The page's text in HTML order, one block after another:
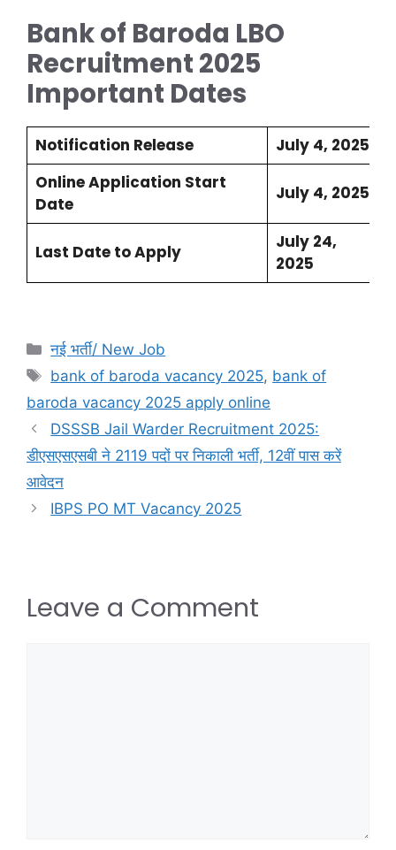
Bank of Baroda LBO
Recruitment 2025
Important Dates
Notification Release
July 4, 2025
Online Application Start
Date
July 4, 2025
Last Date to Apply
July 24,
2025
नई भर्ती/ New Job
bank of baroda vacancy 2025, bank of
baroda vacancy 2025 apply online
DSSSB Jail Warder Recruitment 2025:
डीएसएसएसबी ने 2119 पदों पर निकाली भर्ती, 12वीं पास करें
आवेदन
IBPS PO MT Vacancy 2025
Leave a Comment